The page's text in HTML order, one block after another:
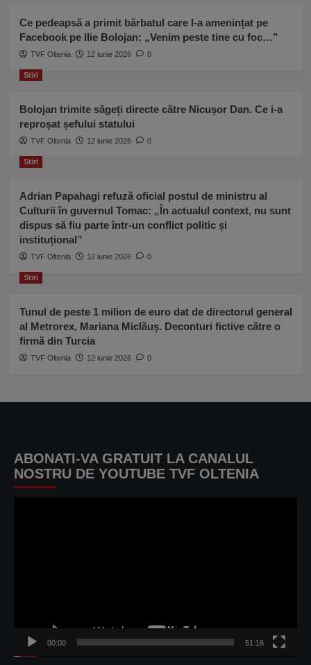
Ce pedeapsă a primit bărbatul care l-a amenințat pe
Facebook pe Ilie Bolojan: „Venim peste tine cu foc…”
TVF Oltenia 12 iunie 2026 0
Stiri
Bolojan trimite săgeți directe către Nicușor Dan. Ce i-a
reproșat șefului statului
TVF Oltenia 12 iunie 2026 0
Stiri
Adrian Papahagi refuză oficial postul de ministru al
Culturii în guvernul Tomac: „În actualul context, nu sunt
dispus să fiu parte într-un conflict politic și
instituțional”
TVF Oltenia 12 iunie 2026 0
Stiri
Tunul de peste 1 milion de euro dat de directorul general
al Metrorex, Mariana Miclăuș. Deconturi fictive către o
firmă din Turcia
TVF Oltenia 12 iunie 2026 0
ABONATI-VA GRATUIT LA CANALUL
NOSTRU DE YOUTUBE TVF OLTENIA
00:00 51:16